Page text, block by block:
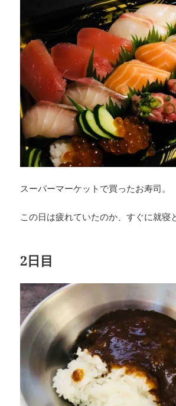
スーパーマーケットで買ったお寿司。
この日は疲れていたのか、すぐに就寝
2日目